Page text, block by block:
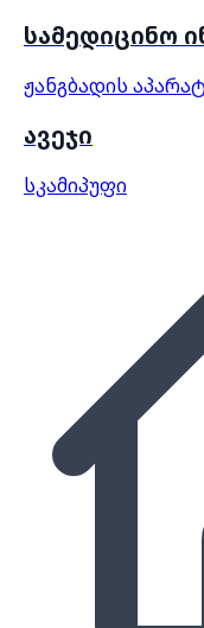
სამედიცინო
ჟანგბადის
ავეჯი
სკამიპუფი